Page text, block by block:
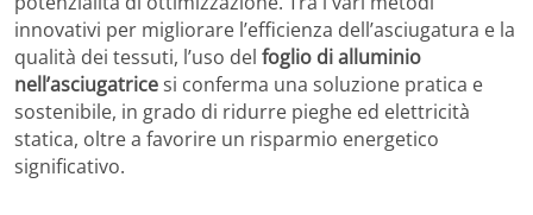
innovativi per migliorare l’efficienza dell’asciugatura e la
qualità dei tessuti, l’uso del foglio di alluminio
nell’asciugatricesi conferma una soluzione pratica e
sostenibile, in grado di ridurre pieghe ed elettricità
statica, oltre a favorire un risparmio energetico
significativo.